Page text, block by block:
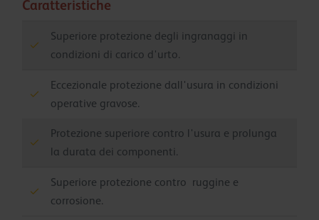
Caratteristiche
Superiore protezione degli ingranaggi in
condizioni di carico d'urto.
Eccezionale protezione dall'usura in condizioni
operative gravose.
Protezione superiore contro l'usura e prolunga
la durata dei componenti.
Superiore protezione contro ruggine e
corrosione.